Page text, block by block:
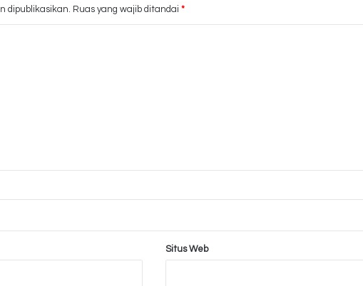
dipublikasikan. Ruas yang wajib ditandai *
Situs Web